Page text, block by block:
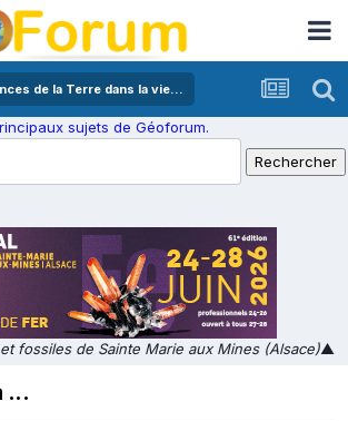
de la Terre dans la vie...
sujets de Géoforum.
fossiles de Sainte Marie aux Mines (Alsace)▲
...